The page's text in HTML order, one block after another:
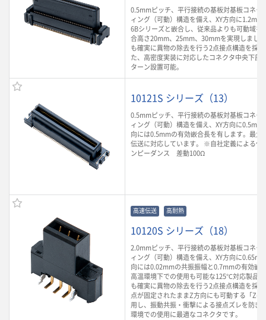
0.5mmピッチ、平行接続の基板対基板コネク
ィング（可動）構造を備え、XY方向に1.2mm
6Bシリーズと嵌合し、従来品よりも可動域を
合高さ20mm、25mm、30mmを実現しまし
も確実に異物の除去を行う2点接点構造を採
た、高密度実装に対応したコネクタ中央下部
ターン設置可能。
10121S シリーズ（13）
0.5mmピッチ、平行接続の基板対基板コネク
ィング（可動）構造を備え、XY方向に
向には0.5mmの有効嵌合長を有します。最
伝送に対応しています。 ※自社定義による代
ンピーダンス 差動100Ω
高速伝送 高耐熱
10120S シリーズ（18）
2.0mmピッチ、平行接続の基板対基板コネク
ィング（可動）構造を備え、XY方向に
向には0.02mmの共振振幅と0.7mmの有効嵌
高温環境下での使用も可能な125℃対応製品
も確実に異物の除去を行う2点接点構造を採
点が固定されたままZ方向にも可動する「Z-
用し、振動共振・衝撃による接点ズレを防ぎ
環境での使用に最適なコネクタです。